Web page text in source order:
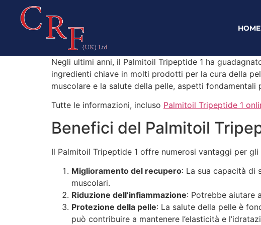
HOME
Negli ultimi anni, il Palmitoil Tripeptide 1 ha
ingredienti chiave in molti prodotti per la cura della
muscolare e la salute della pelle, aspetti
Tutte le informazioni, incluso Palmitoil Tripeptide 1
Benefici del Palmitoil
Il Palmitoil Tripeptide 1 offre numerosi vantaggi per
Miglioramento del recupero: La sua capacità di
muscolari.
Riduzione dell’infiammazione: Potrebbe aiutare
Protezione della pelle: La salute della pelle è
può contribuire a mantenere l’elasticità e